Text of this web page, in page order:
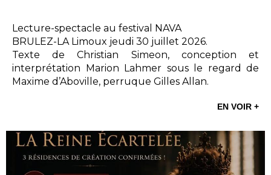
Lecture-spectacle au festival NAVA
BRULEZ-LA Limoux jeudi 30 juillet 2026.
Texte de Christian Simeon, conception et
interprétation Marion Lahmer sous le regard de
Maxime d’Aboville, perruque Gilles Allan.
EN VOIR +